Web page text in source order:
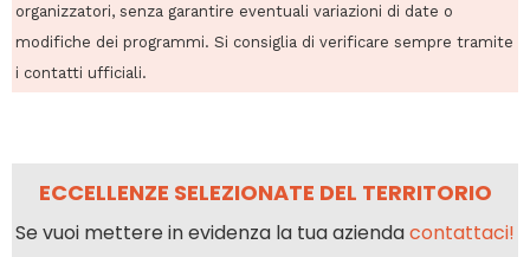
organizzatori, senza garantire eventuali variazioni di date o
modifiche dei programmi. Si consiglia di verificare sempre tramite
i contatti ufficiali.
ECCELLENZE SELEZIONATE DEL TERRITORIO
Se vuoi mettere in evidenza la tua aziendacontattaci!